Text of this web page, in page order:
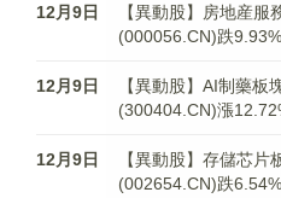
12月9日
【異動股】房地産
(000056.CN)跌9.93%
12月9日
【異動股】AI制藥板
(300404.CN)漲
12月9日
【異動股】存儲芯
(002654.CN)跌6.54%